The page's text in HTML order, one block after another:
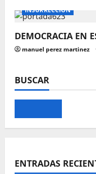
INSURRECCIÓN
DEMOCRACIA EN
manuel perez martinez
BUSCAR
ENTRADAS